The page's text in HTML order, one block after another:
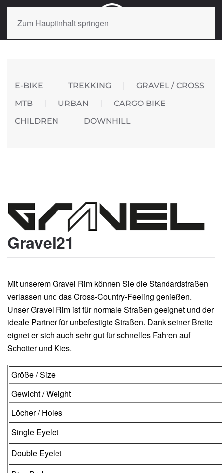
Zum Hauptinhalt springen
E-BIKE TREKKING
GRAVEL / CROSS
MTB
URBAN
CARGO BIKE
CHILDREN
DOWNHILL
Gravel21
Mit unserem Gravel Rim können Sie die Standardstraßen
verlassen und das Cross-Country-Feeling genießen.
Unser Gravel Rim ist für normale Straßen geeignet und der
ideale Partner für unbefestigte Straßen. Dank seiner Breite
eignet er sich auch sehr gut für schnelles Fahren auf
Schotter und Kies.
Größe / Size
Gewicht / Weight
Löcher / Holes
Single Eyelet
Double Eyelet